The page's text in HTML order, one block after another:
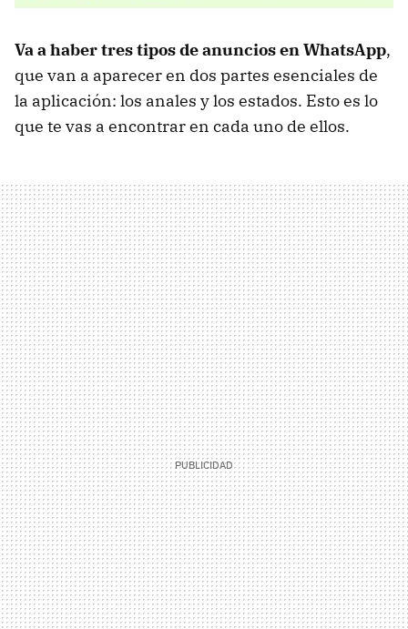
Va a haber tres tipos de anuncios en WhatsApp,
que van a aparecer en dos partes esenciales de
la aplicación: los anales y los estados. Esto es lo
que te vas a encontrar en cada uno de ellos.